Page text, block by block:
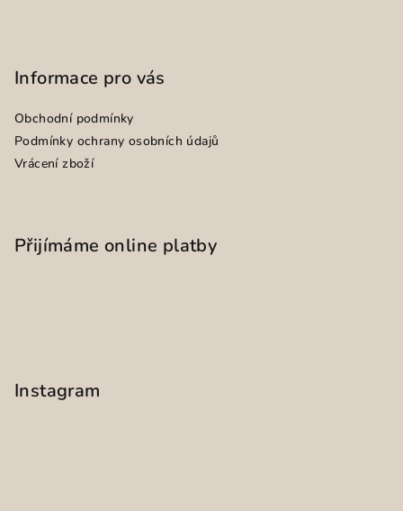
Informace pro vás
Obchodní podmínky
Podmínky ochrany osobních údajů
Vrácení zboží
Přijímáme online platby
Instagram